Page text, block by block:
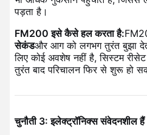
पड़ता है।
FM200 इसे कैसे हल करता है:
सेकंडऔर आग को लगभग तुरंत बुझा
लिए कोई अवशेष नहीं है, सिस्टम
तुरंत बाद परिचालन फिर से शुरू हो
चुनौती 3: इलेक्ट्रॉनिक्स संवेदनशील हैं